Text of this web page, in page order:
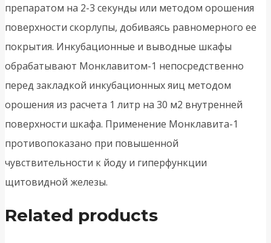
препаратом на 2-3 секунды или методом орошения
поверхности скорлупы, добиваясь равномерного ее
покрытия. Инкубационные и выводные шкафы
обрабатывают Монклавитом-1 непосредственно
перед закладкой инкубационных яиц методом
орошения из расчета 1 литр на 30 м2 внутренней
поверхности шкафа. Применение Монклавита-1
противопоказано при повышенной
чувствительности к йоду и гиперфункции
щитовидной железы.
Related products